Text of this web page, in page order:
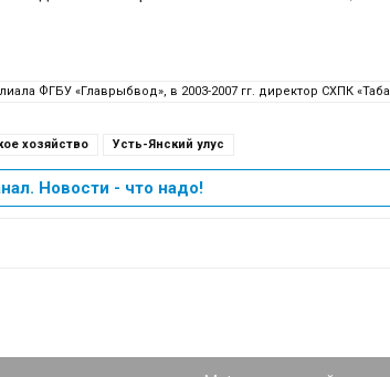
ФГБУ «Главрыбвод», в 2003-2007 гг. директор СХПК
хозяйство Усть-Янский улус
Новости - что надо!